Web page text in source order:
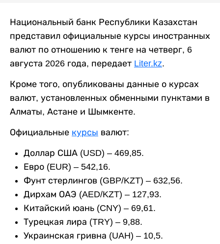
Национальный банк Республики Казахстан
представил официальные курсы иностранных
валют по отношению к тенге на четверг, 6
августа 2026 года, передает Liter.kz.
Кроме того, опубликованы данные о курсах
валют, установленных обменными пунктами в
Алматы, Астане и Шымкенте.
Официальные курсы валют:
Доллар США (USD) – 469,85.
Евро (EUR) – 542,16.
Фунт стерлингов (GBP/KZT) – 632,56.
Дирхам ОАЭ (AED/KZT) – 127,93.
Китайский юань (CNY) – 69,61.
Турецкая лира (TRY) – 9,88.
Украинская гривна (UAH) – 10,5.